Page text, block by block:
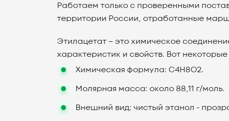
Работаем только с проверенными
территории России, отработанные
Этилацетат – это химическое
характеристик и свойств. Вот некоторые
Химическая формула: C4H8O2.
Молярная масса: около 88,11 г/моль.
Внешний вид: чистый этанол -